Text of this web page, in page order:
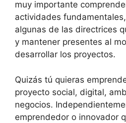
muy importante
actividades
algunas de las directrices
y mantener presentes al
desarrollar los proyectos.
Quizás tú quieras
proyecto social, digital,
negocios.
emprendedor o innovador